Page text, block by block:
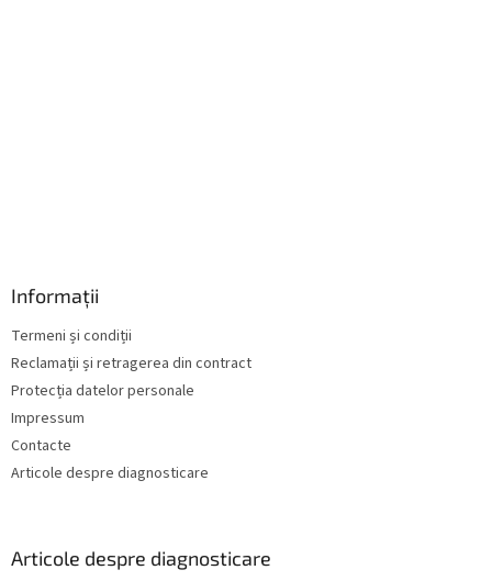
Informații
Termeni și condiții
Reclamații și retragerea din contract
Protecția datelor personale
Impressum
Contacte
Articole despre diagnosticare
Articole despre diagnosticare